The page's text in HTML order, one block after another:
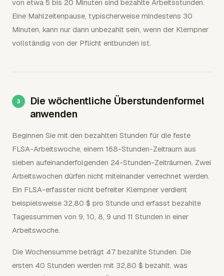
von etwa 5 bis 20 Minuten sind bezahlte Arbeitsstunden.
Eine Mahlzeitenpause, typischerweise mindestens 30
Minuten, kann nur dann unbezahlt sein, wenn der Klempner
vollständig von der Pflicht entbunden ist.
Die wöchentliche Überstundenformel
anwenden
Beginnen Sie mit den bezahlten Stunden für die feste
FLSA-Arbeitswoche, einem 168-Stunden-Zeitraum aus
sieben aufeinanderfolgenden 24-Stunden-Zeiträumen. Zwei
Arbeitswochen dürfen nicht miteinander verrechnet werden.
Ein FLSA-erfasster nicht befreiter Klempner verdient
beispielsweise 32,80 $ pro Stunde und erfasst bezahlte
Tagessummen von 9, 10, 8, 9 und 11 Stunden in einer
Arbeitswoche.
Die Wochensumme beträgt 47 bezahlte Stunden. Die
ersten 40 Stunden werden mit 32,80 $ bezahlt, was